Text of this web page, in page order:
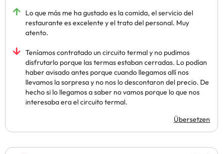
Lo que más me ha gustado es la comida, el servicio del
restaurante es excelente y el trato del personal. Muy
atento.
Teníamos contratado un circuito termal y no pudimos
disfrutarlo porque las termas estaban cerradas. Lo podían
haber avisado antes porque cuando llegamos allí nos
llevamos la sorpresa y no nos lo descontaron del precio. De
hecho si lo llegamos a saber no vamos porque lo que nos
interesaba era el circuito termal.
Übersetzen